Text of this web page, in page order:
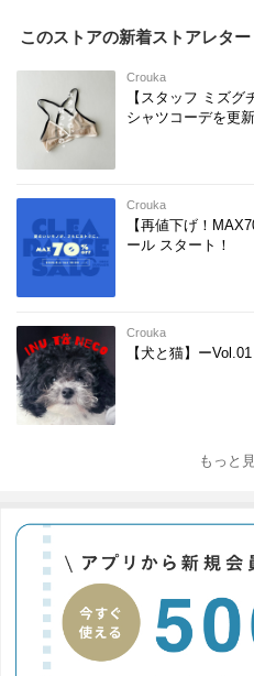
このストアの新着ストアレター
Crouka
【スタッフ ミズ
シャツコーデを更新
Crouka
【再値下げ！
ール スタート！
Crouka
【犬と猫】ー
もっと